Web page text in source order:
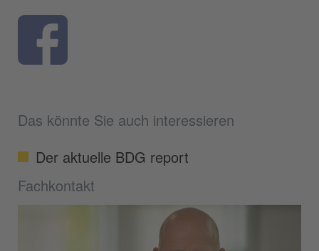
Das könnte Sie auch interessieren
Der aktuelle BDG report
Fachkontakt